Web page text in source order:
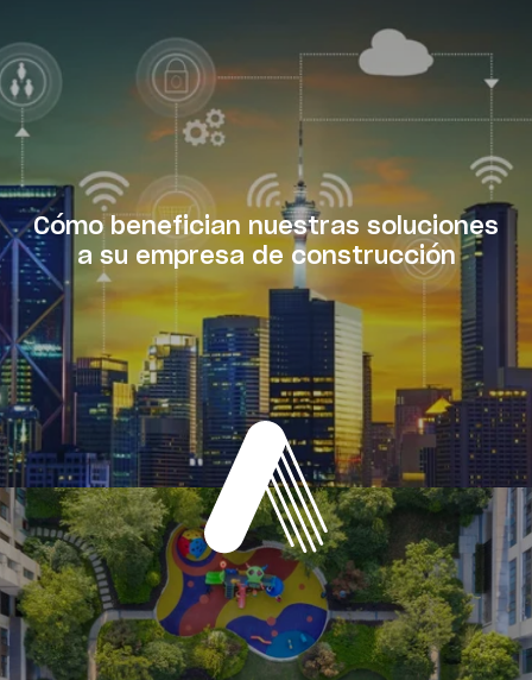
Cómo benefician nuestras soluciones
a su empresa de construcción